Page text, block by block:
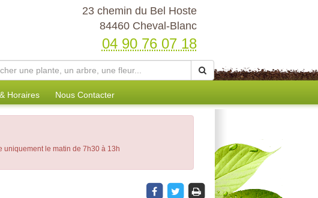
23 chemin du Bel Hoste
84460 Cheval-Blanc
04 90 76 07 18
Horaires Nous Contacter
uniquement le matin de 7h30 à 13h